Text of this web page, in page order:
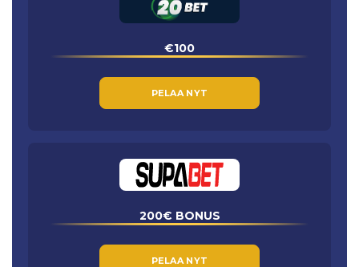
€100
PELAA NYT
200€ BONUS
PELAA NYT